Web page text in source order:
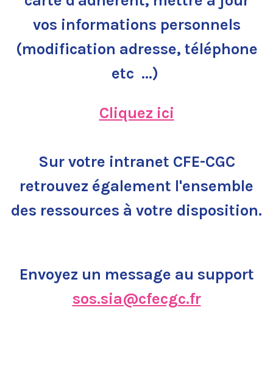
vos informations personnels
(modification adresse, téléphone
etc ...)
Cliquez ici
Sur votre intranet CFE-CGC
retrouvez également l'ensemble
des ressources à votre disposition.
Envoyez un message au support
sos.sia@cfecgc.fr